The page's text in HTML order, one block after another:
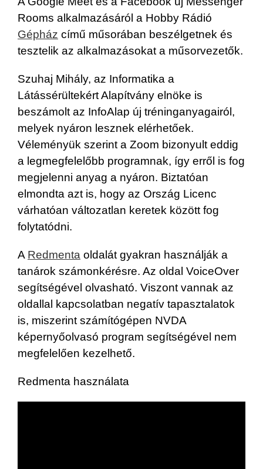
Rooms alkalmazásáról a Hobby Rádió
Gépház című műsorában beszélgetnek és
tesztelik az alkalmazásokat a műsorvezetők.
Szuhaj Mihály, az Informatika a
Látássérültekért Alapítvány elnöke is
beszámolt az InfoAlap új tréninganyagairól,
melyek nyáron lesznek elérhetőek.
Véleményük szerint a Zoom bizonyult eddig
a legmegfelelőbb programnak, így erről is fog
megjelenni anyag a nyáron. Biztatóan
elmondta azt is, hogy az Ország Licenc
várhatóan változatlan keretek között fog
folytatódni.
A Redmenta oldalát gyakran használják a
tanárok számonkérésre. Az oldal VoiceOver
segítségével olvasható. Viszont vannak az
oldallal kapcsolatban negatív tapasztalatok
is, miszerint számítógépen NVDA
képernyőolvasó program segítségével nem
megfelelően kezelhető.
Redmenta használata